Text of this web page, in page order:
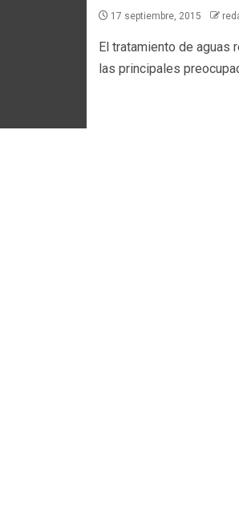
17 septiembre, 2015
El tratamiento de aguas
las principales